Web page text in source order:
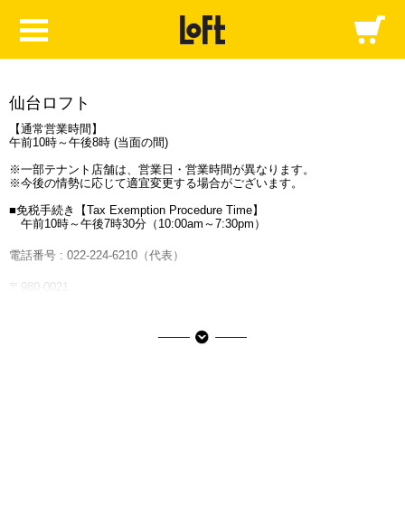
仙台ロフト
【通常営業時間】
午前10時～午後8時 (当面の間)
※一部テナント店舗は、営業日・営業時間が異なります。
※今後の情勢に応じて適宜変更する場合がございます。
■免税手続き【Tax Exemption Procedure Time】
午前10時～午後7時30分（10:00am～7:30pm）
電話番号 : 022-224-6210 （代表）
〒980-0021
仙台市営地下鉄「仙台駅」中央1出口よりすぐ JR線「仙台駅」西口より